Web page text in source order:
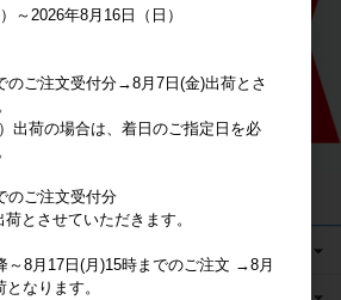
～2026年8月16日（日）
のご注文受付分→8月7日(金)出荷とさ
出荷の場合は、着日のご指定日を必
のご注文受付分
とさせていただきます。
～8月17日(月)15時までのご注文 →8月
なります。